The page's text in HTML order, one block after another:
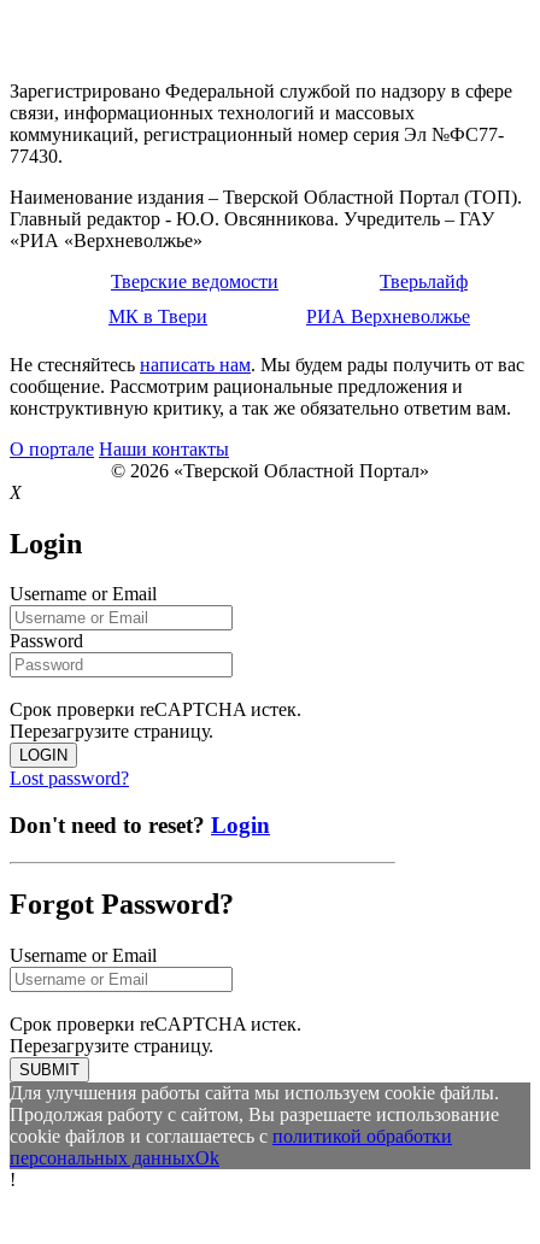
Зарегистрировано Федеральной службой по надзору в сфере
связи, информационных технологий и массовых
коммуникаций, регистрационный номер серия Эл №ФС77-
77430.
Наименование издания – Тверской Областной Портал (ТОП).
Главный редактор - Ю.О. Овсянникова. Учредитель – ГАУ
«РИА «Верхневолжье»
Тверские ведомости
Тверьлайф
МК в Твери
РИА Верхневолжье
Не стесняйтесь написать нам. Мы будем рады получить от вас
сообщение. Рассмотрим рациональные предложения и
конструктивную критику, а так же обязательно ответим вам.
О портале Наши контакты
© 2026 «Тверской Областной Портал»
X
Login
Username or Email
Password
Срок проверки reCAPTCHA истек.
Перезагрузите страницу.
LOGIN
Lost password?
Don't need to reset? Login
Forgot Password?
Username or Email
Срок проверки reCAPTCHA истек.
Перезагрузите страницу.
SUBMIT
Для улучшения работы сайта мы используем cookie файлы.
Продолжая работу с сайтом, Вы разрешаете использование
cookie файлов и соглашаетесь с политикой обработки
персональных данныхOk
!